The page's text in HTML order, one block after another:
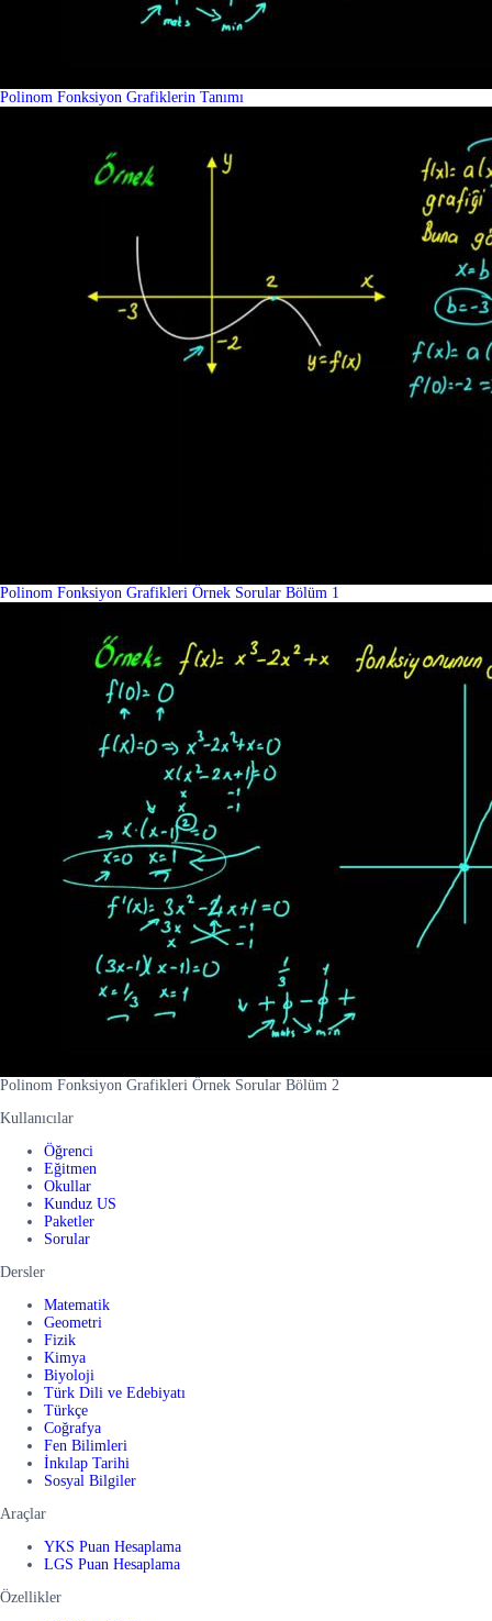
Polinom Fonksiyon Grafiklerin Tanımı
Polinom Fonksiyon Grafikleri Örnek Sorular Bölüm 1
Polinom Fonksiyon Grafikleri Örnek Sorular Bölüm 2
Kullanıcılar
Öğrenci
Eğitmen
Okullar
Kunduz US
Paketler
Sorular
Dersler
Matematik
Geometri
Fizik
Kimya
Biyoloji
Türk Dili ve Edebiyatı
Türkçe
Coğrafya
Fen Bilimleri
İnkılap Tarihi
Sosyal Bilgiler
Araçlar
YKS Puan Hesaplama
LGS Puan Hesaplama
Özellikler